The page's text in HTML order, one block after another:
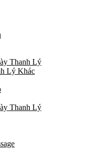
Thanh Lý
Lý Khác
Thanh Lý